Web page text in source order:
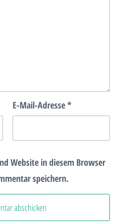
E-Mail-Adresse*
Website in diesem Browser
speichern.